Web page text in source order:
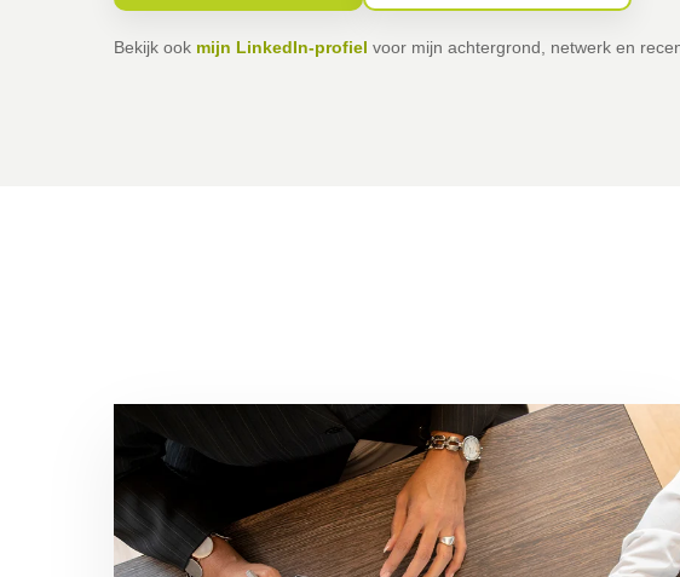
Bekijk ook mijn LinkedIn-profiel voor mijn achtergrond, netwerk en